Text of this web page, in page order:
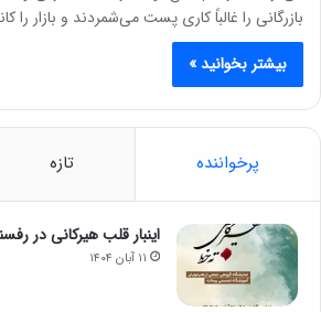
بازرگانی را غالباً کاری پست می‌شمردند و بازار را
بیشتر بخوانید »
پرخواننده تازه
اینبار قلب هیرکانی در
۱۱ آبان ۱۴۰۴